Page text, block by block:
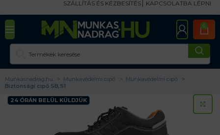
SZÁLLÍTÁS ÉS KÉZBESÍTÉS KAPCSOLATBA LÉPNI
0
Munkasnadrag.hu Munkavédelmi cipő
Munkavédelmi cipő
Biztonsági cipő SB,S1
24 ÓRÁN BELÜL KÜLDJÜK